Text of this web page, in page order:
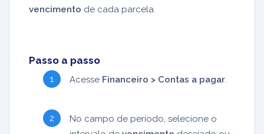
vencimento de cada parcela.
Passo a passo
Acesse Financeiro > Contas a pagar.
No campo de período, selecione o